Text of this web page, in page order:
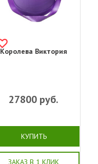
Королева Виктория
27800 руб.
КУПИТЬ
ЗАКАЗ В 1 КЛИК